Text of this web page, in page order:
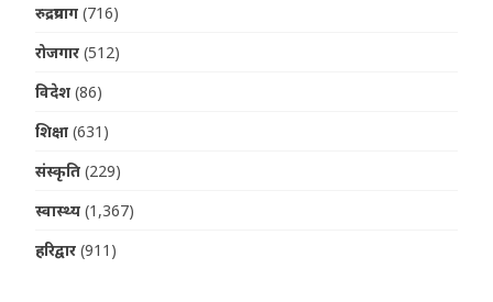
रुद्रप्रयाग (716)
रोजगार (512)
विदेश (86)
शिक्षा (631)
संस्कृति (229)
स्वास्थ्य (1,367)
हरिद्वार (911)